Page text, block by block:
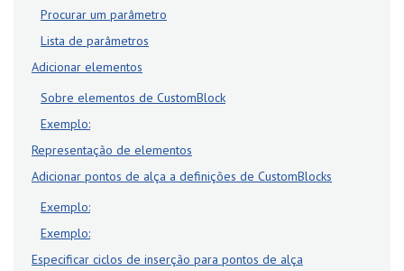
Procurar um parâmetro
Lista de parâmetros
Adicionar elementos
Sobre elementos de CustomBlock
Exemplo:
Representação de elementos
Adicionar pontos de alça a definições de CustomBlocks
Exemplo:
Exemplo:
Especificar ciclos de inserção para pontos de alça